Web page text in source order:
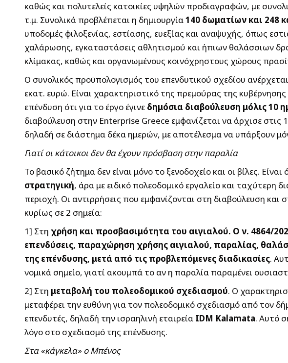
καθώς και πολυτελείς κατοικίες υψηλών προδιαγραφών, με
τ.μ. Συνολικά προβλέπεται η δημιουργία140 δωματίων και 248
υποδομές φιλοξενίας, εστίασης, ευεξίας και αναψυχής, όπως
χαλάρωσης, εγκαταστάσεις αθλητισμού και ήπιων θαλάσσιων
κλίμακας, καθώς και οργανωμένους κοινόχρηστους χώρους
O συνολικός προϋπολογισμός του επενδυτικού σχεδίου
εκατ. ευρώ. Είναι χαρακτηριστικό της πρεμούρας της
επένδυση ότι για το έργο έγινε δημόσια διαβούλευση μόλις 10
διαβούλευση στην Enterprise Greece εμφανίζεται να άρχισε στις
δηλαδή σε διάστημα δέκα ημερών, με αποτέλεσμα να υπάρξουν
Γιατί οι κάτοικοι δεν θα έχουν πρόσβαση στην παραλία
Το βασικό ζήτημα δεν είναι μόνο το ξενοδοχείο και οι βίλες.
στρατηγική, άρα με ειδικό πολεοδομικό εργαλείο και ταχύτερη
περιοχή. Οι αντιρρήσεις που εμφανίζονται στη διαβούλευση
κυρίως σε 2 σημεία:
1] Στη χρήση και προσβασιμότητα του αιγιαλού. Ο ν. 4864/
επενδύσεις, παραχώρηση χρήσης αιγιαλού, παραλίας,
της επένδυσης, μετά από τις προβλεπόμενες διαδικασίες.
νομικά σημείο, γιατί ακουμπά το αν η παραλία παραμένει
2] Στη μεταβολή του πολεοδομικού σχεδιασμού. Ο
μεταφέρει την ευθύνη για τον πολεοδομικό σχεδιασμό από τον
επενδυτές, δηλαδή την ισραηλινή εταιρεία IDM Kalamata. Αυτό
λόγο στο σχεδιασμό της επένδυσης.
Στα «κάγκελα» ο Μπένος